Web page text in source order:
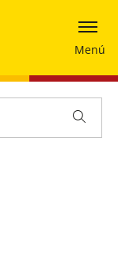
Menú